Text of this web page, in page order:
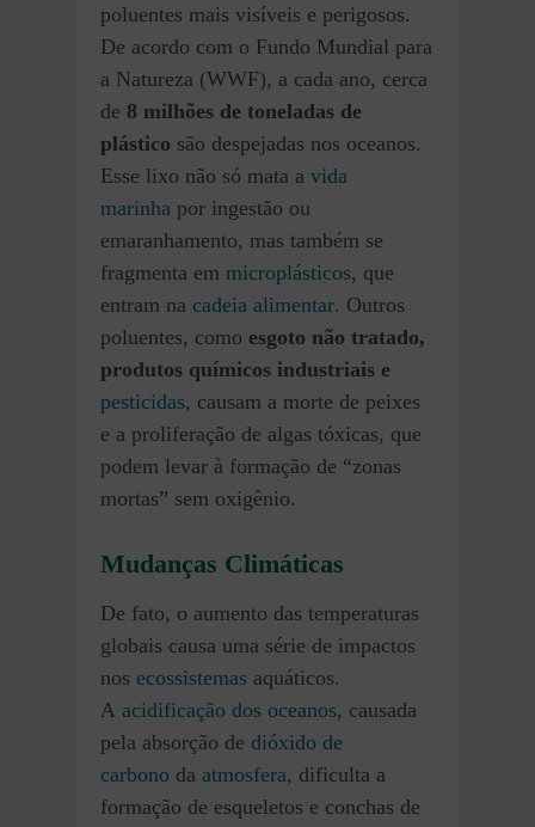
poluentes mais visíveis e perigosos.
De acordo com o Fundo Mundial para
a Natureza (WWF), a cada ano, cerca
de 8 milhões de toneladas de
plástico são despejadas nos oceanos.
Esse lixo não só mata a vida
marinha por ingestão ou
emaranhamento, mas também se
fragmenta em microplásticos, que
entram na cadeia alimentar. Outros
poluentes, como esgoto não tratado,
produtos químicos industriais e
pesticidas, causam a morte de peixes
e a proliferação de algas tóxicas, que
podem levar à formação de “zonas
mortas” sem oxigênio.
Mudanças Climáticas
De fato, o aumento das temperaturas
globais causa uma série de impactos
nos ecossistemas aquáticos.
A acidificação dos oceanos, causada
pela absorção de dióxido de
carbono da atmosfera, dificulta a
formação de esqueletos e conchas de